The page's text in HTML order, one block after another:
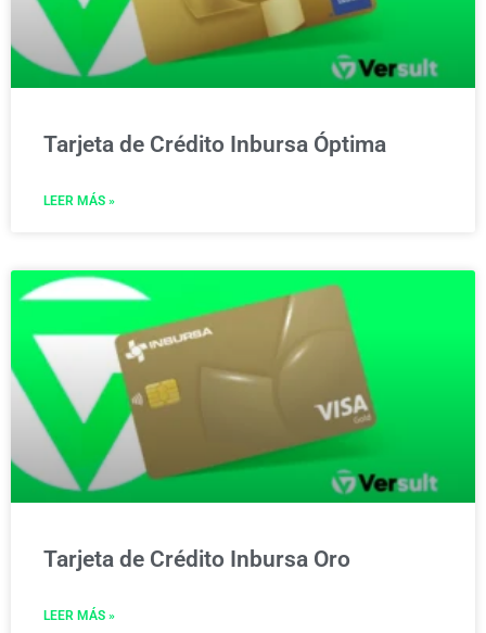
Tarjeta de Crédito Inbursa Óptima
LEER MÁS »
Tarjeta de Crédito Inbursa Oro
LEER MÁS »